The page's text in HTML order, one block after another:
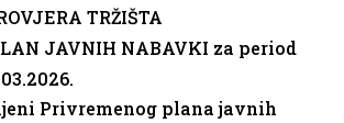
TRŽIŠTA
JAVNIH NABAVKI za period
Privremenog plana javnih